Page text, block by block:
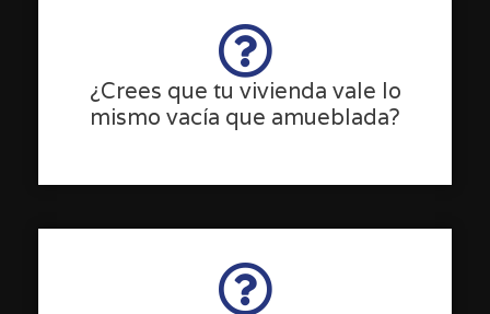
¿Crees que tu vivienda vale lo
mismo vacía que amueblada?